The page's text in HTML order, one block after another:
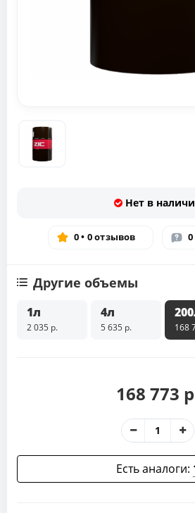
Нет в
0 • 0 отзывов
Другие объемы
1л
2 035 р.
4л
5 635 р. 168
168 773
Есть аналоги: